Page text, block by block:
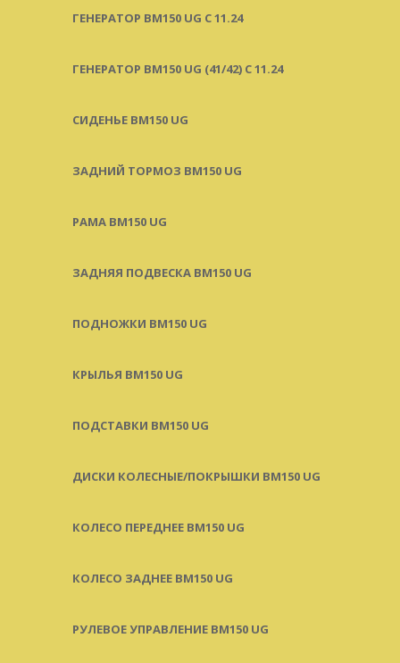
ГЕНЕРАТОР BM150 UG С 11.24
ГЕНЕРАТОР BM150 UG (41/42) С 11.24
СИДЕНЬЕ BM150 UG
ЗАДНИЙ ТОРМОЗ BM150 UG
РАМА BM150 UG
ЗАДНЯЯ ПОДВЕСКА BM150 UG
ПОДНОЖКИ BM150 UG
КРЫЛЬЯ BM150 UG
ПОДСТАВКИ BM150 UG
ДИСКИ КОЛЕСНЫЕ/ПОКРЫШКИ BM150 UG
КОЛЕСО ПЕРЕДНЕЕ BM150 UG
КОЛЕСО ЗАДНЕЕ BM150 UG
РУЛЕВОЕ УПРАВЛЕНИЕ BM150 UG